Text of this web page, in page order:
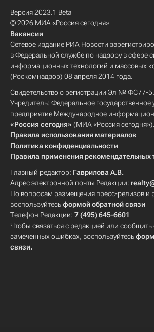
Версия 2023.1 Beta
© 2026 МИА «Россия сегодня»
Вакансии
Сетевое издание РИА Новости
в Федеральной службе по надзору в сфере
информационных технологий и массовых
(Роскомнадзор) 08 апреля 2014 года.
Свидетельство о регистрации Эл № ФС77-
Учредитель: Федеральное государственное
предприятие Международное
«Россия сегодня» (МИА «Россия сегодня»).
Правила использования материалов
Политика конфиденциальности
Правила применения рекомендательных
Главный редактор: Гаврилова А.В.
Адрес электронной почты Редакции:
По вопросам размещения пресс-релизов и
воспользуйтесьформой обратной связи
Телефон Редакции: 7 (495) 645-6601
Чтобы связаться с редакцией или сообщить
замеченных ошибках, воспользуйтесь
связи.